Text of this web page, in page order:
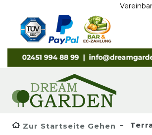
Vereinbaren Sie
Zur Startseite Gehen